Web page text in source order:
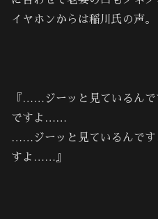
イヤホンからは稲川氏の声。
『……ジーッと見ているん
ですよ……
……ジーッと見ているんで
すよ……』